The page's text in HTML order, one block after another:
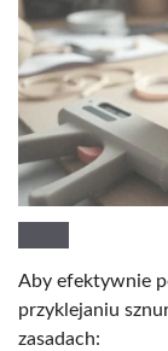
Aby efektywnie
przyklejaniu
zasadach: